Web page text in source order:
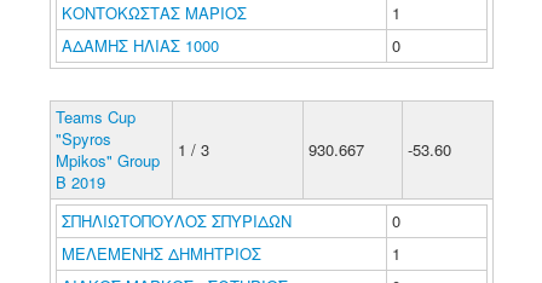
ΚΟΝΤΟΚΩΣΤΑΣ ΜΑΡΙΟΣ
1
ΑΔΑΜΗΣ ΗΛΙΑΣ 1000
0
Teams Cup
"Spyros
Mpikos" Group
B 2019
1 / 3 930.667 -53.60
ΣΠΗΛΙΩΤΟΠΟΥΛΟΣ ΣΠΥΡΙΔΩΝ
0
ΜΕΛΕΜΕΝΗΣ ΔΗΜΗΤΡΙΟΣ
1